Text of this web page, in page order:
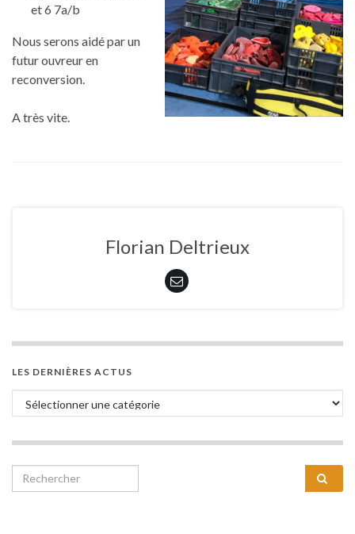
et 6 7a/b
Nous serons aidé par un
futur ouvreur en
reconversion.
A très vite.
Florian Deltrieux
LES DERNIÈRES ACTUS